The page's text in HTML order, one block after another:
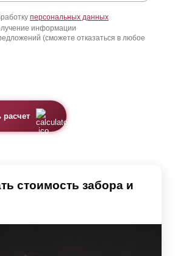
персональных данных
информации
(сможете отказаться в любое
расчет
стоимость забора и